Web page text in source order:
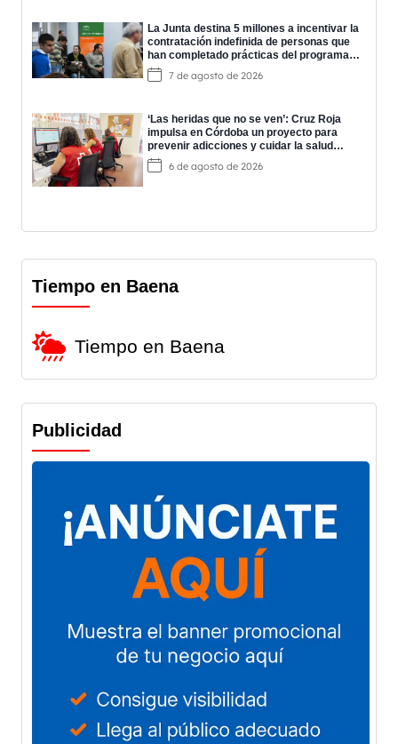
La Junta destina 5 millones a incentivar la
contratación indefinida de personas que
han completado prácticas del programa
EPES
7 de agosto de 2026
‘Las heridas que no se ven’: Cruz Roja
impulsa en Córdoba un proyecto para
prevenir adicciones y cuidar la salud
mental
6 de agosto de 2026
Tiempo en Baena
Tiempo en Baena
Publicidad